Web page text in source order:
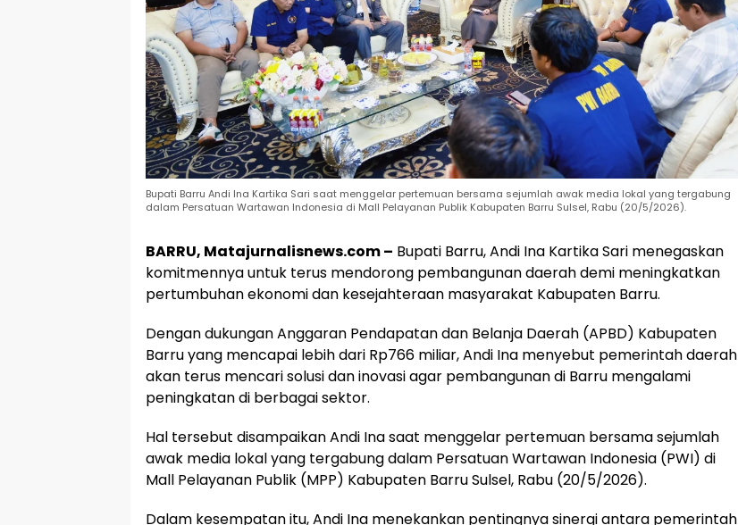
Bupati Barru Andi Ina Kartika Sari saat menggelar pertemuan bersama sejumlah awak media lokal yang tergabung
dalam Persatuan Wartawan Indonesia di Mall Pelayanan Publik Kabupaten Barru Sulsel, Rabu (20/5/2026).
BARRU, Matajurnalisnews.com – Bupati Barru, Andi Ina Kartika Sari menegaskan
komitmennya untuk terus mendorong pembangunan daerah demi meningkatkan
pertumbuhan ekonomi dan kesejahteraan masyarakat Kabupaten Barru.
Dengan dukungan Anggaran Pendapatan dan Belanja Daerah (APBD) Kabupaten
Barru yang mencapai lebih dari Rp766 miliar, Andi Ina menyebut pemerintah daerah
akan terus mencari solusi dan inovasi agar pembangunan di Barru mengalami
peningkatan di berbagai sektor.
Hal tersebut disampaikan Andi Ina saat menggelar pertemuan bersama sejumlah
awak media lokal yang tergabung dalam Persatuan Wartawan Indonesia (PWI) di
Mall Pelayanan Publik (MPP) Kabupaten Barru Sulsel, Rabu (20/5/2026).
Dalam kesempatan itu, Andi Ina menekankan pentingnya sinergi antara pemerintah